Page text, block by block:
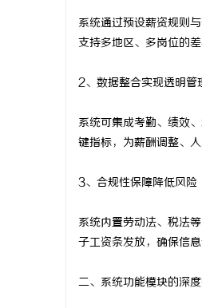
系统通过预设薪资规则
支持多地区、多岗位的
2、数据整合实现透明管
系统可集成考勤、绩效
键指标，为薪酬调整、
3、合规性保障降低风险
系统内置劳动法、税法
子工资条发放，确保信息
二、系统功能模块的深
哪些行业秘诀？